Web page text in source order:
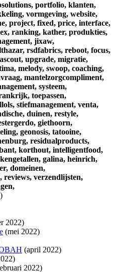
portfolio, klanten,
vormgeving, website,
project, fixed, price, interface,
ranking, kather, produkties,
jixaw,
rsdfabrics, reboot, focus,
upgrade, migratie,
melody, swoop, coaching,
mantelzorgcompliment,
systeem,
toepassen,
stiefmanagement, venta,
duinen, restyle,
giethoorn,
geonosis, tatooine,
residualproducts,
korthout, intelligentfood,
kengetallen, galina, heinrich,
domeinen,
reviews, verzendlijsten,
2022)
(mei 2022)
(april 2022)
2022)